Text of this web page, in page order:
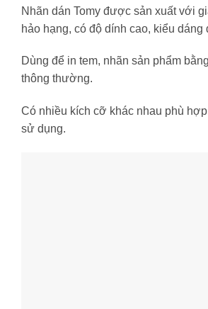
Nhãn dán Tomy được sản xuất với
hảo hạng, có độ dính cao, kiểu dáng
Dùng để in tem, nhãn sản phẩm
thông thường.
Có nhiều kích cỡ khác nhau phù
sử dụng.